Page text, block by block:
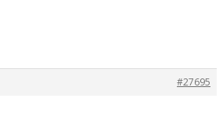
#27695